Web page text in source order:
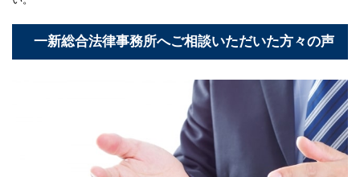
一新総合法律事務所へご相談いただいた方々の声